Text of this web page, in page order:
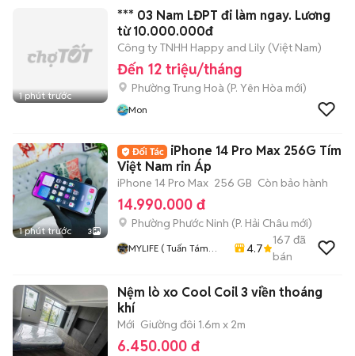
1 phút trước
*** 03 Nam LĐPT đi làm ngay. Lương
từ 10.000.000đ
Công ty TNHH Happy and Lily (Việt Nam)
Đến 12 triệu/tháng
Phường Trung Hoà (P. Yên Hòa mới)
Mon
1 phút trước 3
iPhone 14 Pro Max 256G Tím
Việt Nam rin Áp
iPhone 14 Pro Max 256 GB Còn bảo hành
14.990.000 đ
Phường Phước Ninh (P. Hải Châu mới)
MYLIFE ( Tuấn Tám
MTB, Nokia, Mobiado,
Vertu Các Loại
4.7
167 đã
bán
Nệm lò xo Cool Coil 3 viền thoáng
khí
Mới Giường đôi 1.6m x 2m
6.450.000 đ